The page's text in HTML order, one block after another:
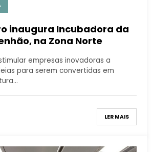
inaugura Incubadora da
na Zona Norte
empresas inovadoras a
para serem convertidas em
LER MAIS